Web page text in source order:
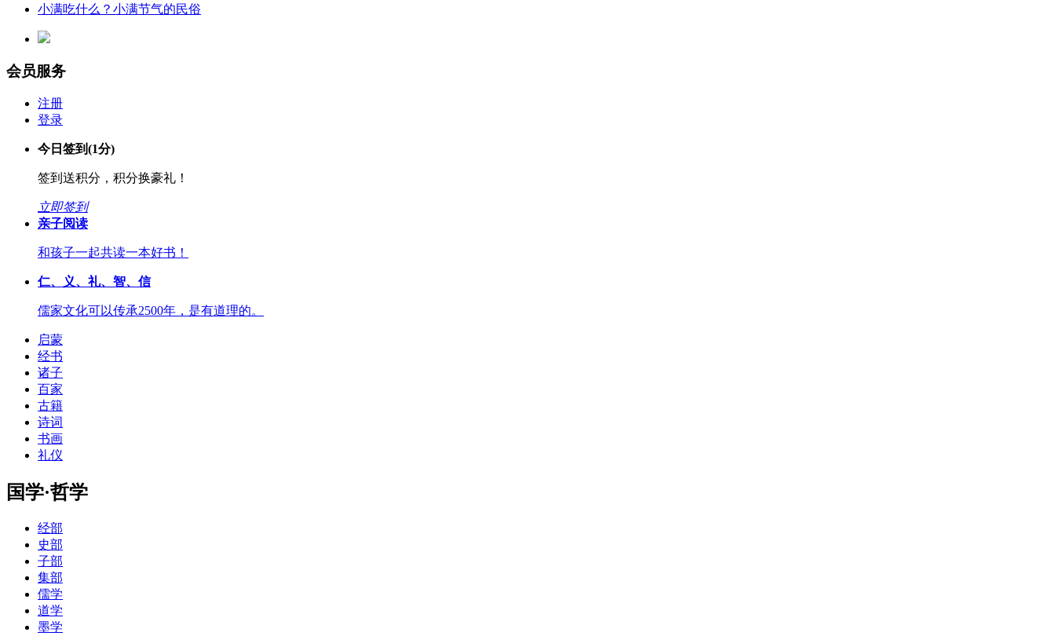
小满吃什么？小满节气的民俗
会员服务
注册
登录
今日签到(1分)
签到送积分，积分换豪礼！
立即签到
亲子阅读
和孩子一起共读一本好书！
仁、义、礼、智、信
儒家文化可以传承2500年，是有道理的。
启蒙
经书
诸子
百家
古籍
诗词
书画
礼仪
国学·哲学
经部
史部
子部
集部
儒学
道学
墨学